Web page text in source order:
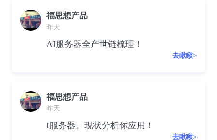
福思想产品
昨天
AI服务器全产世链梳理！
去瞅瞅>
福思想产品
昨天
I服务器。现状分析你应用！
去瞅瞅>